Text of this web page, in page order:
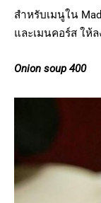
สำหรับเมนูใน
และเมนคอร์ส ให้
Onion soup 400